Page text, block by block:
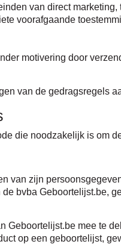
van direct
voorafgaande
motivering door
van de gedragsregels
die noodzakelijk is om
van zijn
bvba Geboortelijst.be,
mee te
op een geboortelijst,